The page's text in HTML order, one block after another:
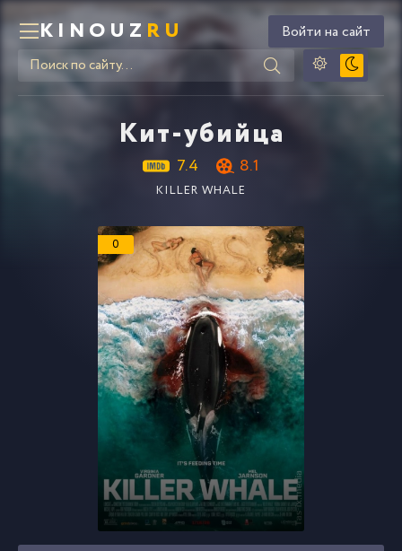
KINOUZ RU Войти на сайт
Кит-убийца
7.4 8.1
KILLER WHALE
0